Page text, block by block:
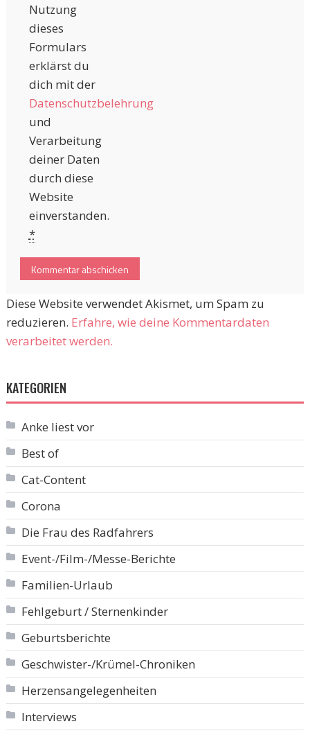
Nutzung
dieses
Formulars
erklärst du
dich mit der
Datenschutzbelehrung
und
Verarbeitung
deiner Daten
durch diese
Website
einverstanden.
*
Diese Website verwendet Akismet, um Spam zu
reduzieren. Erfahre, wie deine Kommentardaten
verarbeitet werden.
KATEGORIEN
Anke liest vor
Best of
Cat-Content
Corona
Die Frau des Radfahrers
Event-/Film-/Messe-Berichte
Familien-Urlaub
Fehlgeburt / Sternenkinder
Geburtsberichte
Geschwister-/Krümel-Chroniken
Herzensangelegenheiten
Interviews